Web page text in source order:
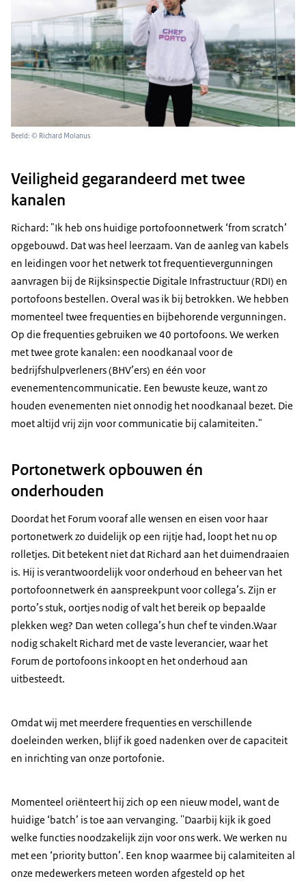
Beeld: © Richard Molanus
Veiligheid gegarandeerd met twee
kanalen
Richard: "Ik heb ons huidige portofoonnetwerk ‘from scratch’
opgebouwd. Dat was heel leerzaam. Van de aanleg van kabels
en leidingen voor het netwerk tot frequentievergunningen
aanvragen bij de Rijksinspectie Digitale Infrastructuur (RDI) en
portofoons bestellen. Overal was ik bij betrokken. We hebben
momenteel twee frequenties en bijbehorende vergunningen.
Op die frequenties gebruiken we 40 portofoons. We werken
met twee grote kanalen: een noodkanaal voor de
bedrijfshulpverleners (BHV’ers) en één voor
evenementencommunicatie. Een bewuste keuze, want zo
houden evenementen niet onnodig het noodkanaal bezet. Die
moet altijd vrij zijn voor communicatie bij calamiteiten."
Portonetwerk opbouwen én
onderhouden
Doordat het Forum vooraf alle wensen en eisen voor haar
portonetwerk zo duidelijk op een rijtje had, loopt het nu op
rolletjes. Dit betekent niet dat Richard aan het duimendraaien
is. Hij is verantwoordelijk voor onderhoud en beheer van het
portofoonnetwerk én aanspreekpunt voor collega’s. Zijn er
porto’s stuk, oortjes nodig of valt het bereik op bepaalde
plekken weg? Dan weten collega’s hun chef te vinden.Waar
nodig schakelt Richard met de vaste leverancier, waar het
Forum de portofoons inkoopt en het onderhoud aan
uitbesteedt.
Omdat wij met meerdere frequenties en verschillende
doeleinden werken, blijf ik goed nadenken over de capaciteit
en inrichting van onze portofonie.
Momenteel oriënteert hij zich op een nieuw model, want de
huidige ‘batch’ is toe aan vervanging. ''Daarbij kijk ik goed
welke functies noodzakelijk zijn voor ons werk. We werken nu
met een ‘priority button’. Een knop waarmee bij calamiteiten al
onze medewerkers meteen worden afgesteld op het